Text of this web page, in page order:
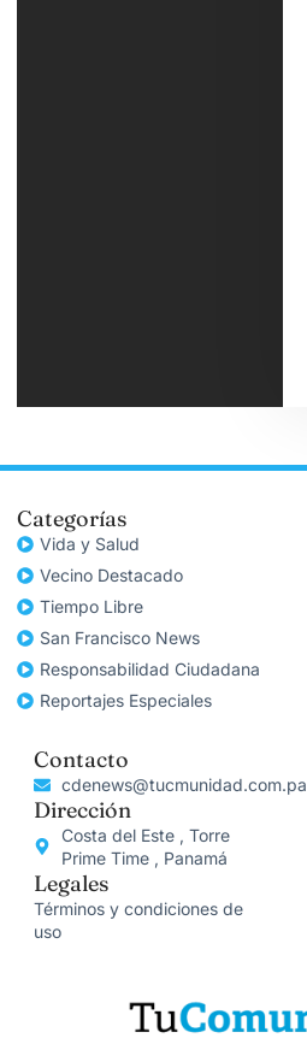
Categorías
Vida y Salud
Vecino Destacado
Tiempo Libre
San Francisco News
Responsabilidad Ciudadana
Reportajes Especiales
Contacto
cdenews@tucmunidad.com.pa
Dirección
Costa del Este , Torre
Prime Time , Panamá
Legales
Términos y condiciones de
uso